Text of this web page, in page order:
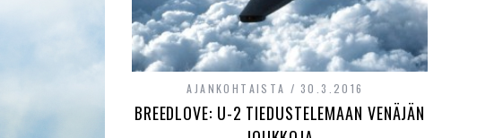
AJANKOHTAISTA 30.3.2016
BREEDLOVE: U-2 TIEDUSTELEMAAN VENÄJÄN